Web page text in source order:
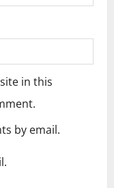
in this
by email.